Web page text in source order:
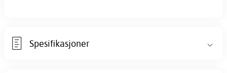
Spesifikasjoner